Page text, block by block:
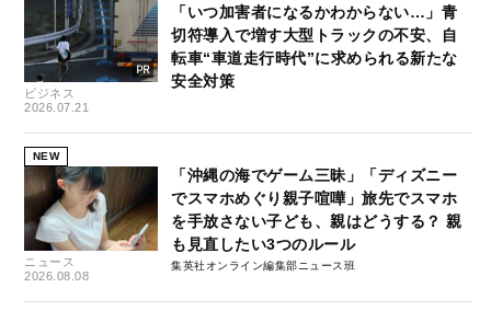
ビジネス
2026.07.21
「いつ加害者になるかわからない…」青
切符導入で増す大型トラックの不安、自
転車“車道走行時代”に求められる新たな
安全対策
NEW
ニュース
2026.08.08
「沖縄の海でゲーム三昧」「ディズニー
でスマホめぐり親子喧嘩」旅先でスマホ
を手放さない子ども、親はどうする？ 親
も見直したい3つのルール
集英社オンライン編集部ニュース班